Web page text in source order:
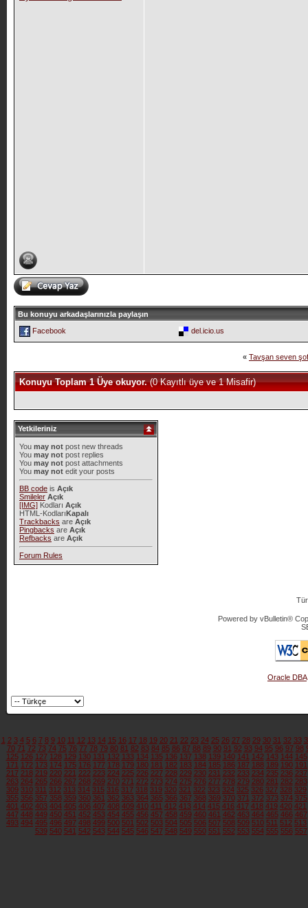
Bu konuyu arkadaşlarınızla paylaşın
Facebook
del.icio.us
« Tavşan seven
Konuyu Toplam 1 Üye okuyor.(0 Kayıtlı üye ve 1 Misafir)
Yetkileriniz
You may notpost new threads
You may notpost replies
You may notpost attachments
You may notedit your posts
BB codeis Açık
Smileler Açık
[IMG]Kodları Açık
HTML-KodlarıKapalı
Trackbacks are Açık
Pingbacks are Açık
Refbacks are Açık
Forum Rules
Powered by vBulletin®
Oracle DBA
1 2 3 4 5 6 7 8 9 10 11 12 13 14 15 16 17 18 19 20 21 22 23 24 25 26 27 28 29 30 31 32 33
70 71 72 73 74 75 76 77 78 79 80 81 82 83 84 85 86 87 88 89 90 91 92 93 94 95 96 97 98
125 126 127 128 129 130 131 132 133 134 135 136 137 138 139 140 141 142 143 144 145
171 172 173 174 175 176 177 178 179 180 181 182 183 184 185 186 187 188 189 190 191
217 218 219 220 221 222 223 224 225 226 227 228 229 230 231 232 233 234 235 236 237
263 264 265 266 267 268 269 270 271 272 273 274 275 276 277 278 279 280 281 282 283
309 310 311 312 313 314 315 316 317 318 319 320 321 322 323 324 325 326 327 328 329
355 356 357 358 359 360 361 362 363 364 365 366 367 368 369 370 371 372 373 374 375
401 402 403 404 405 406 407 408 409 410 411 412 413 414 415 416 417 418 419 420 421
447 448 449 450 451 452 453 454 455 456 457 458 459 460 461 462 463 464 465 466 467
493 494 495 496 497 498 499 500 501 502 503 504 505 506 507 508 509 510 511 512 513
539 540 541 542 543 544 545 546 547 548 549 550 551 552 553 554 555 556 557